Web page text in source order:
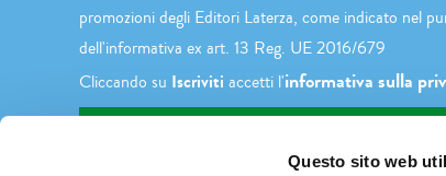
Questo sito web
promozioni degli Editori Laterza, come indicato nel
dell'informativa ex art. 13 Reg. UE 2016/679
Cliccando su Iscriviti accetti l'informativa sulla